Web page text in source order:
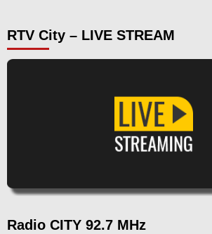
RTV City – LIVE STREAM
Radio CITY 92.7 MHz